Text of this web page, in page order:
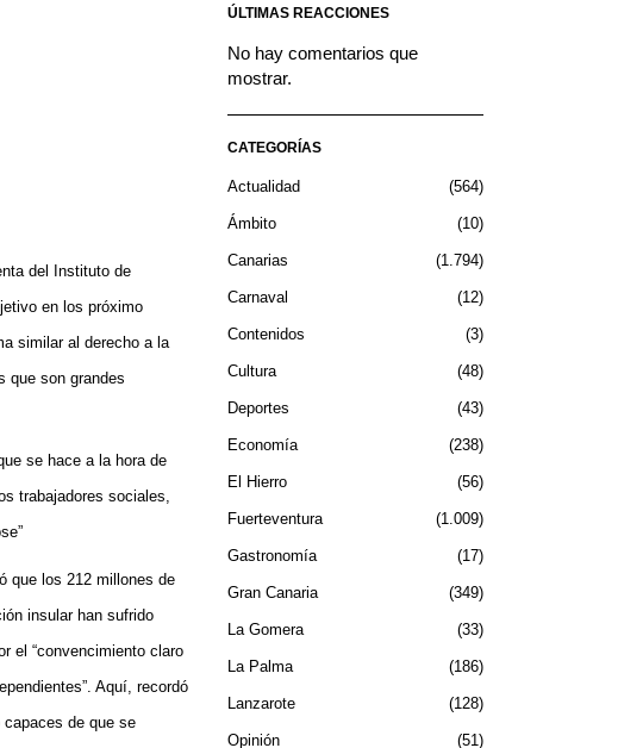
del Instituto de
en los próximo
similar al derecho a la
que son grandes
se hace a la hora de
trabajadores sociales,
que los 212 millones de
insular han sufrido
el “convencimiento claro
Aquí, recordó
capaces de que se
ÚLTIMAS REACCIONES
No hay comentarios que
mostrar.
CATEGORÍAS
Actualidad 564
Ámbito 10
Canarias 1.794
Carnaval 12
Contenidos 3
Cultura 48
Deportes 43
Economía 238
El Hierro 56
Fuerteventura 1.009
Gastronomía 17
Gran Canaria 349
La Gomera 33
La Palma 186
Lanzarote 128
Opinión 51